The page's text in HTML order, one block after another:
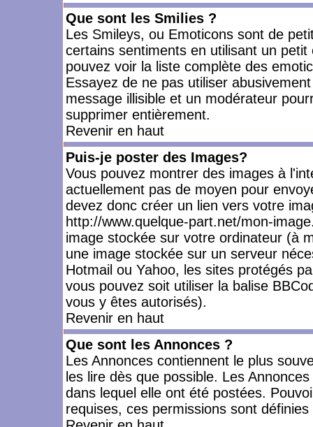
Que sont les Smilies ?
Les Smileys, ou Emoticons sont de
certains sentiments en utilisant un
pouvez voir la liste complète des
Essayez de ne pas utiliser
message illisible et un modérateur
supprimer entièrement.
Revenir en haut
Puis-je poster des Images?
Vous pouvez montrer des images à
actuellement pas de moyen pour
devez donc créer un lien vers votre
http://www.quelque-part.net/mon-
image stockée sur votre ordinateur (à
une image stockée sur un serveur
Hotmail ou Yahoo, les sites protégés
vous pouvez soit utiliser la balise
vous y êtes autorisés).
Revenir en haut
Que sont les Annonces ?
Les Annonces contiennent le plus
les lire dès que possible. Les
dans lequel elle ont été postées.
requises, ces permissions sont